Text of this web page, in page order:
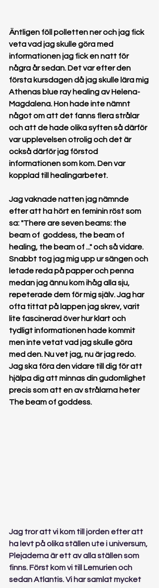
Äntligen föll polletten ner och jag fick
veta vad jag skulle göra med
informationen jag fick en natt för
några år sedan. Det var efter den
första kursdagen då jag skulle lära mig
Athenas blue ray healing av Helena-
Magdalena. Hon hade inte nämnt
något om att det fanns flera strålar
och att de hade olika syften så därför
var upplevelsen otrolig och det är
också därför jag förstod
informationen som kom. Den var
kopplad till healingarbetet.
Jag vaknade natten jag nämnde
efter att ha hört en feminin röst som
sa: "There are seven beams: the
beam of  goddess, the beam of
healing, the beam of ..." och så vidare.
Snabbt tog jag mig upp ur sängen och
letade reda på papper och penna
medan jag ännu kom ihåg alla sju,
repeterade dem för mig själv. Jag har
ofta tittat på lappen jag skrev, varit
lite fascinerad över hur klart och
tydligt informationen hade kommit
men inte vetat vad jag skulle göra
med den. Nu vet jag, nu är jag redo.
Jag ska föra den vidare till dig för att
hjälpa dig att minnas din gudomlighet
precis som att en av strålarna heter
The beam of goddess.
​Jag tror att vi kom till jorden efter att
ha levt på olika ställen ute i universum,
Plejaderna är ett av alla ställen som
finns. Först kom vi till Lemurien och
sedan Atlantis. Vi har samlat mycket